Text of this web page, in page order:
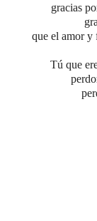
gracias
que el amor y
Tú que